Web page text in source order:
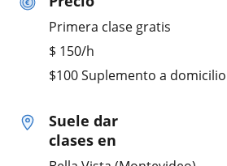
Primera clase gratis
$ 150/h
$100 Suplemento a domicilio
Suele dar
clases en